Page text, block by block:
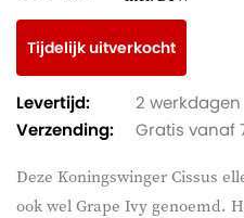
Deze Koningswinger Cissus
ook wel Grape Ivy genoemd.
Tijdelijk uitverkocht
Levertijd:
2 werkdagen
Verzending:
Gratis vanaf